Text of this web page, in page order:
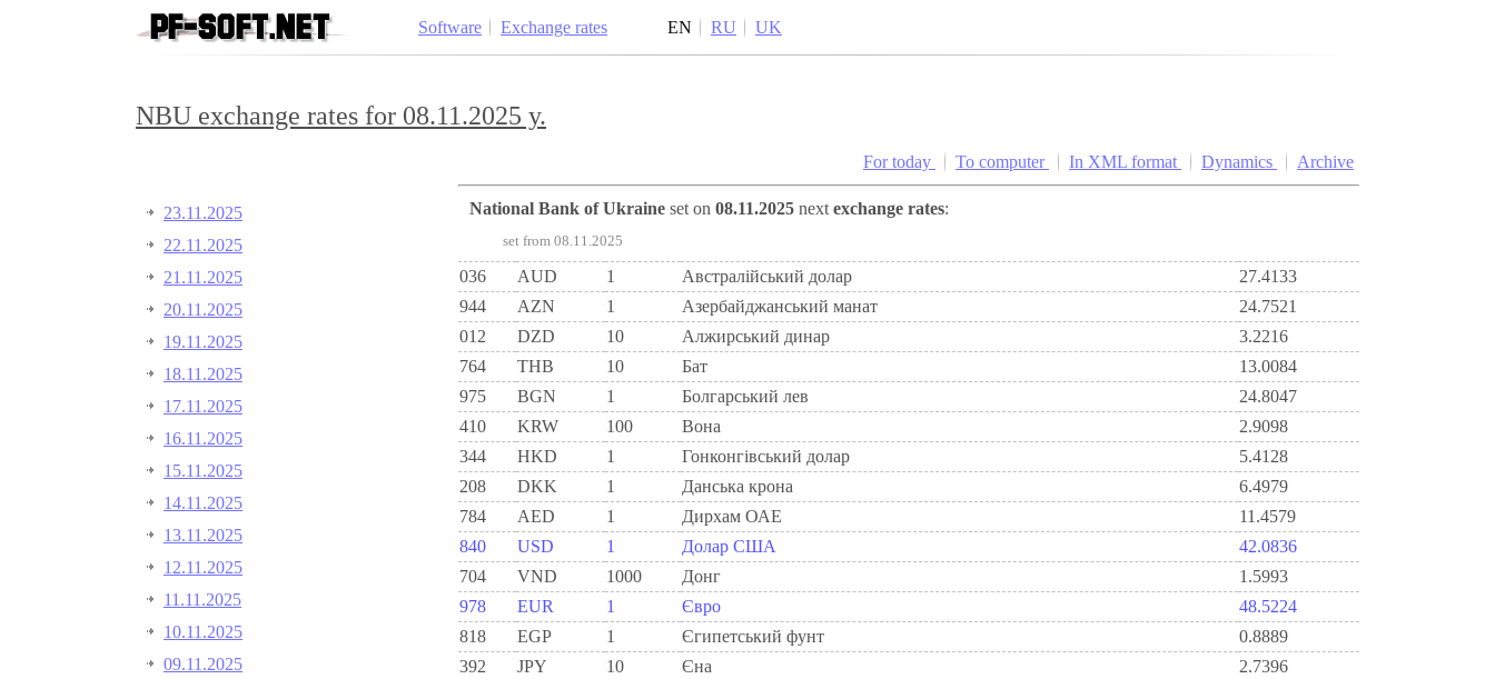
Software Exchange rates EN RU UK
NBU exchange rates for 08.11.2025 y.
23.11.2025
22.11.2025
21.11.2025
20.11.2025
19.11.2025
18.11.2025
17.11.2025
16.11.2025
15.11.2025
14.11.2025
13.11.2025
12.11.2025
11.11.2025
10.11.2025
09.11.2025
For today To computer In XML format Dynamics Archive
National Bank of Ukraine set on 08.11.2025 next exchange rates:
set from 08.11.2025
036 AUD 1 Австралійський долар
27.4133
944
AZN 1 Азербайджанський манат
24.7521
012
DZD 10 Алжирський динар
3.2216
764
THB 10 Бат
13.0084
975
BGN 1 Болгарський лев
24.8047
410
KRW 100 Вона
2.9098
344
HKD 1 Гонконгівський долар
5.4128
208
DKK 1 Данська крона
6.4979
784
AED 1 Дирхам ОАЕ
11.4579
840
USD 1 Долар США
42.0836
704
VND 1000 Донг
1.5993
978
EUR 1 Євро
48.5224
818
EGP 1 Єгипетський фунт
0.8889
392
JPY 10 Єна
2.7396